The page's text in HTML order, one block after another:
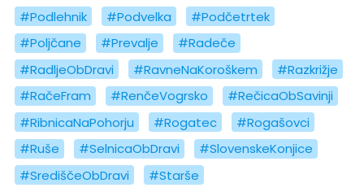
#Podlehnik
#Podvelka
#Podčetrtek
#Poljčane
#Prevalje
#Radeče
#RadljeObDravi
#RavneNaKoroškem
#Razkrižje
#RačeFram
#RenčeVogrsko
#RečicaObSavinji
#RibnicaNaPohorju
#Rogatec
#Rogašovci
#Ruše
#SelnicaObDravi
#SlovenskeKonjice
#SrediščeObDravi
#Starše